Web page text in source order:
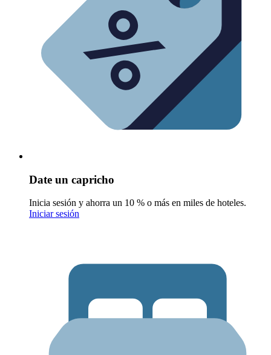
Date un capricho
Inicia sesión y ahorra un 10 % o más en miles de hoteles.
Iniciar sesión